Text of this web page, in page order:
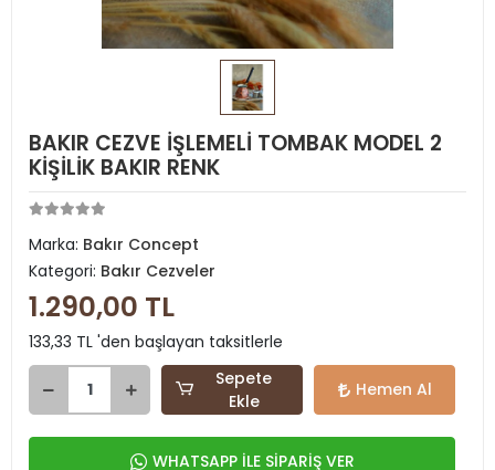
BAKIR CEZVE İŞLEMELİ TOMBAK MODEL 2
KİŞİLİK BAKIR RENK
Marka: Bakır Concept
Kategori: Bakır Cezveler
1.290,00 TL
133,33 TL 'den başlayan taksitlerle
Sepete
Ekle
Hemen Al
WHATSAPP İLE SİPARİŞ VER